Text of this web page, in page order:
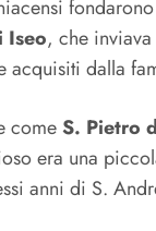
Iseo, che
acquisiti dalla
comeS. Pietro
era una
anni di S.